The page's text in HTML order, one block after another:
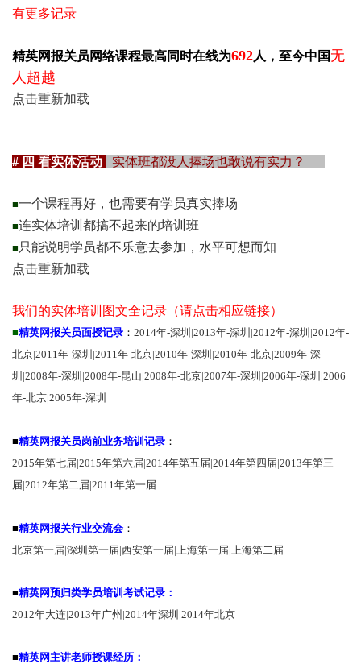
有更多记录
精英网报关员网络课程最高同时在线为692人，至今中国无
人超越
点击重新加载
# 四 看实体活动 实体班都没人捧场也敢说有实力？
■一个课程再好，也需要有学员真实捧场
■连实体培训都搞不起来的培训班
■ 只能说明学员都不乐意去参加，水平可想而知
点击重新加载
我们的实体培训图文全记录（请点击相应链接）
■精英网报关员面授记录 ： 2014年-深圳 |2013年-深圳 |2012年-深圳 |2012年-
北京|2011年-深圳 |2011年-北京|2010年-深圳 |2010年-北京|2009年-深
圳 |2008年-深圳 |2008年-昆山|2008年-北京|2007年-深圳 |2006年-深圳 |2006
年-北京|2005年-深圳
■精英网报关员岗前业务培训记录 ：
2015年第七届|2015年第六届|2014年第五届|2014年第四届|2013年第三
届|2012年第二届|2011年第一届
■精英网报关行业交流会 ：
北京第一届|深圳第一届|西安第一届|上海第一届|上海第二届
■精英网预归类学员培训考试记录：
2012年大连|2013年广州 |2014年深圳 |2014年北京
■精英网主讲老师授课经历：